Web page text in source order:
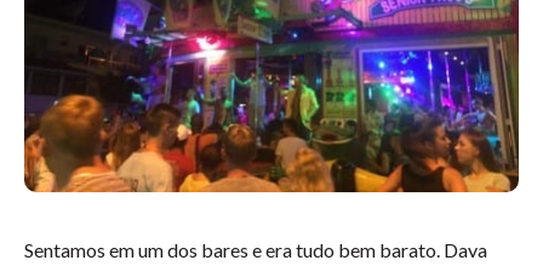
Sentamos em um dos bares e era tudo bem barato. Dava